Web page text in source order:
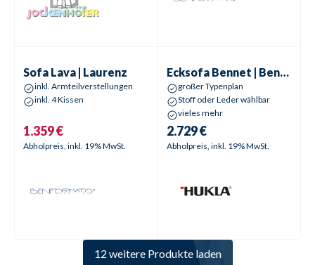
Sofa Lava | Laurenz
inkl. Armteilverstellungen
inkl. 4 Kissen
1.359 €
Abholpreis, inkl. 19% MwSt.
Ecksofa Bennet | Benno
großer Typenplan
Stoff oder Leder wählbar
vieles mehr
2.729 €
Abholpreis, inkl. 19% MwSt.
12 weitere Produkte laden